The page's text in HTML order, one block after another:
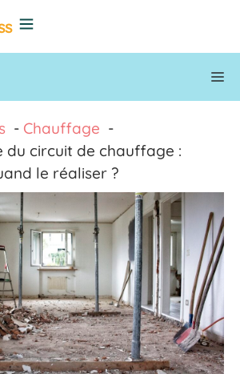
Chauffage
du circuit de chauffage :
le réaliser ?